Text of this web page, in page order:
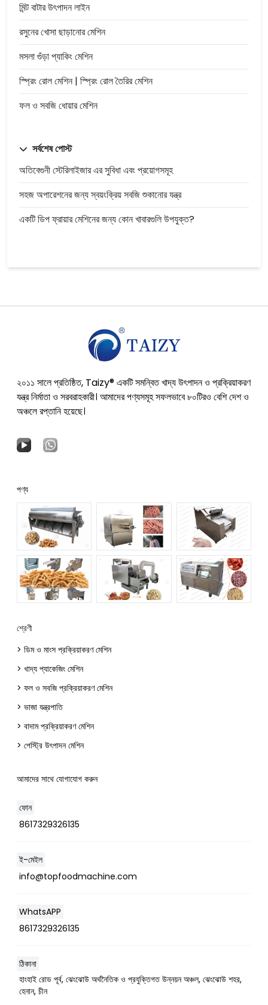
মিন্ট বাটার উৎপাদন লাইন
রসুনের খোসা ছাড়ানোর মেশিন
মসলা গুঁড়া প্যাকিং মেশিন
স্প্রিং রোল মেশিন | স্প্রিং রোল তৈরির মেশিন
ফল ও সবজি ধোয়ার মেশিন
সর্বশেষ পোস্ট
অতিবেগুনী স্টেরিলাইজার এর সুবিধা এবং প্রয়োগসমূহ
সহজ অপারেশনের জন্য স্বয়ংক্রিয় সবজি শুকানোর যন্ত্র
একটি ডিপ ফ্রায়ার মেশিনের জন্য কোন খাবারগুলি উপযুক্ত?
২০১১ সালে প্রতিষ্ঠিত, Taizy® একটি সমন্বিত খাদ্য উৎপাদন ও প্রক্রিয়াকরণ
যন্ত্র নির্মাতা ও সরবরাহকারী। আমাদের পণ্যসমূহ সফলভাবে ৮০টিরও বেশি দেশ ও
অঞ্চলে রপ্তানি হয়েছে।
পণ্য
শ্রেণী
> ডিম ও মাংস প্রক্রিয়াকরণ মেশিন
> খাদ্য প্যাকেজিং মেশিন
> ফল ও সবজি প্রক্রিয়াকরণ মেশিন
> ভাজা যন্ত্রপাতি
> বাদাম প্রক্রিয়াকরণ মেশিন
> পেস্ট্রি উৎপাদন মেশিন
আমাদের সাথে যোগাযোগ করুন
ফোন
8617329326135
ই-মেইল
info@topfoodmachine.com
WhatsAPP
8617329326135
ঠিকানা
হাংহাই রোড পূর্ব, ঝেংঝোউ অর্থনৈতিক ও প্রযুক্তিগত উন্নয়ন অঞ্চল, ঝেংঝোউ শহর,
হেনান, চীন